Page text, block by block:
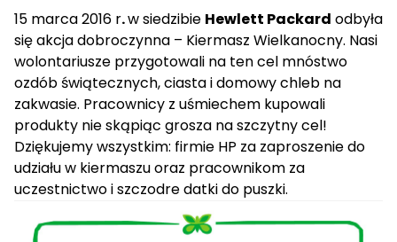
15 marca 2016 r.w siedzibie Hewlett Packard odbyła
się akcja dobroczynna – Kiermasz Wielkanocny. Nasi
wolontariusze przygotowali na ten cel mnóstwo
ozdób świątecznych, ciasta i domowy chleb na
zakwasie. Pracownicy z uśmiechem kupowali
produkty nie skąpiąc grosza na szczytny cel!
Dziękujemy wszystkim: firmie HP za zaproszenie do
udziału w kiermaszu oraz pracownikom za
uczestnictwo i szczodre datki do puszki.